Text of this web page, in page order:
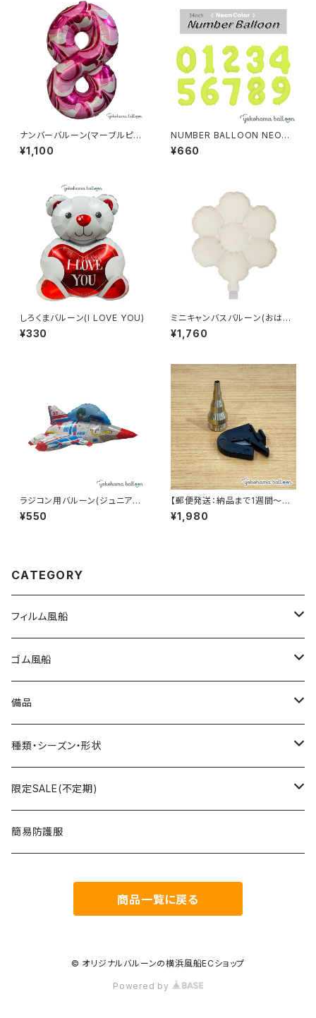
ナンバーバルーン(マーブルピン
ク)
¥1,100
NUMBER BALLOON NEON
YELLOW 個包装
¥660
しろくまバルーン(I LOVE YOU)
¥330
ミニキャンバスバルーン(おはな)
(10枚)
¥1,760
ラジコン用バルーン(ジュニアパ
イロット)
¥550
【郵便発送：納品まで1週間～必
要です】シングルキューブ『SING
LE CUBE』用エアノズル・バルー
¥1,980
CATEGORY
フィルム風船
大きな風船
組立3Dバルーン
文字数字バルーン
おはなバルーン
ODDバルーン
キャンバスバルーン
ポラリス(Polaris Film Balloon)
ゴム風船
プリント有り
プリント無し
セット・キット商品
備品
備品
スティック
ポンプ
クリップ
種類・シーズン・形状
おえかき
どうぶつ
限定SALE(不定期)
フィルム風船
簡易防護服
商品一覧に戻る
© オリジナルバルーンの横浜風船ECショップ
Powered by